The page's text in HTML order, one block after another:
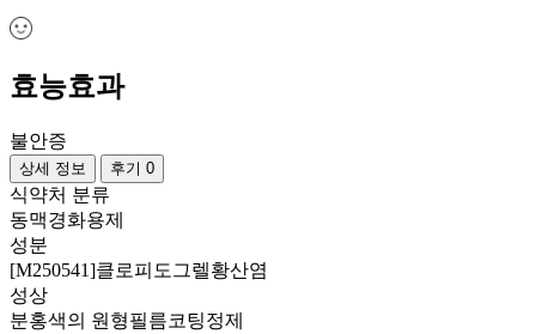
효능효과
불안증
상세 정보 후기 0
식약처 분류
동맥경화용제
성분
[M250541]클로피도그렐황산염
성상
분홍색의 원형필름코팅정제